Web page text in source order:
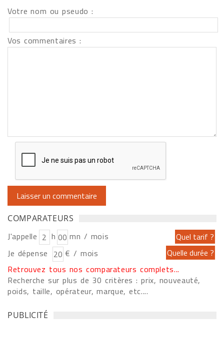
Votre nom ou pseudo :
Vos commentaires :
COMPARATEURS
J'appelle h
mn / mois
Je dépense
€ / mois
Retrouvez tous nos comparateurs complets...
Recherche sur plus de 30 critères : prix, nouveauté,
poids, taille, opérateur, marque, etc....
PUBLICITÉ